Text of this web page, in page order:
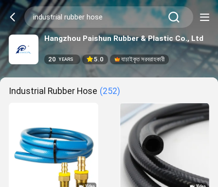
Hangzhou Paishun Rubber & Plastic Co., Ltd
20 YEARS 5.0 যাচাইকৃত সরবরাহকারী
Industrial Rubber Hose (252)